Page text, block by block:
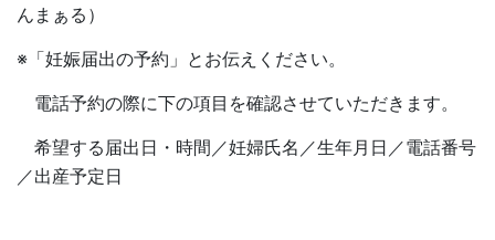
んまぁる）
※「妊娠届出の予約」とお伝えください。
電話予約の際に下の項目を確認させていただきます。
希望する届出日・時間／妊婦氏名／生年月日／電話番号
／出産予定日